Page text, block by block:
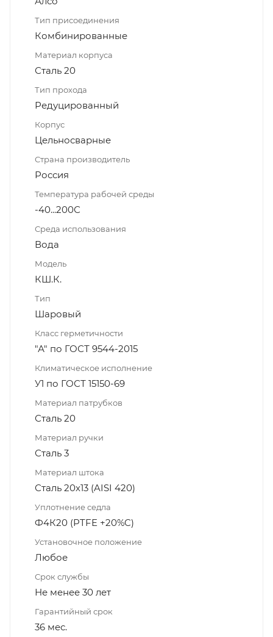
Тип присоединения
Комбинированные
Материал корпуса
Сталь 20
Тип прохода
Редуцированный
Корпус
Цельносварные
Страна производитель
Россия
Температура рабочей среды
-40...200С
Среда использования
Вода
Модель
КШ.К.
Тип
Шаровый
Класс герметичности
"А" по ГОСТ 9544-2015
Климатическое исполнение
У1 по ГОСТ 15150-69
Материал патрубков
Сталь 20
Материал ручки
Сталь 3
Материал штока
Сталь 20х13 (AISI 420)
Уплотнение седла
Ф4К20 (PTFE +20%C)
Установочное положение
Любое
Срок службы
Не менее 30 лет
Гарантийный срок
36 мес.